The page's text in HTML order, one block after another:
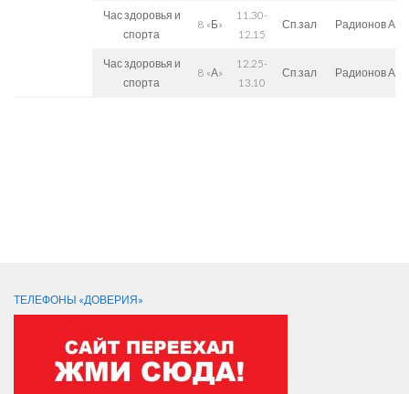
Час здоровья и
спорта
8 «Б»
11.30-
12.15
Сп.зал Радионов А.К.
Час здоровья и
спорта
8 «А»
12.25-
13.10
Сп.зал Радионов А.К.
ТЕЛЕФОНЫ «ДОВЕРИЯ»